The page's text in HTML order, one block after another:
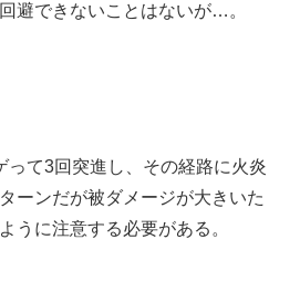
避できないことはないが…。
て3回突進し、その経路に火炎
ーンだが被ダメージが大きいた
うに注意する必要がある。